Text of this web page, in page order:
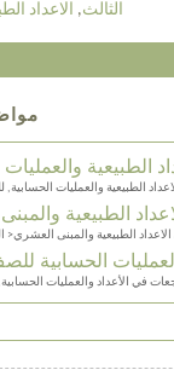
الثالث, الاعداد
والعمليات
الطبيعية والعمليات
الطبيعية
الاعداد الطبيعية والمبنى
الحسابية
في الأعداد والعمليات